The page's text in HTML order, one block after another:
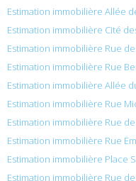
Estimation immobilière Allée
Estimation immobilière Cité
Estimation immobilière Rue
Estimation immobilière Rue
Estimation immobilière Allée
Estimation immobilière Rue
Estimation immobilière Rue
Estimation immobilière Rue
Estimation immobilière Place
Estimation immobilière Rue